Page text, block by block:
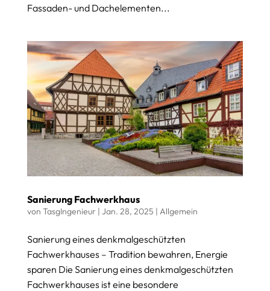
Fassaden- und Dachelementen...
Sanierung Fachwerkhaus
von TasgIngenieur | Jan. 28, 2025 | Allgemein
Sanierung eines denkmalgeschützten
Fachwerkhauses – Tradition bewahren, Energie
sparen Die Sanierung eines denkmalgeschützten
Fachwerkhauses ist eine besondere